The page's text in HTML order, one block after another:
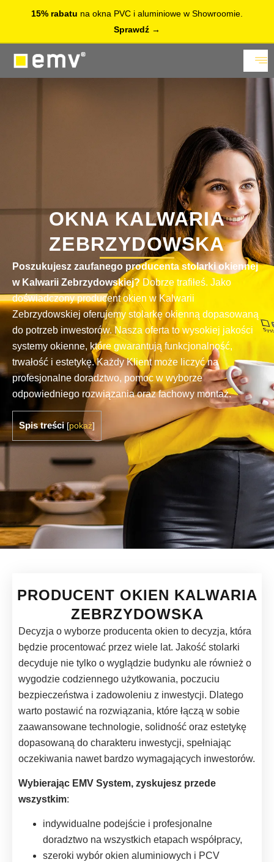
15% rabatu na okna PVC i aluminiowe w Showroomie.
Sprawdź
OKNA KALWARIA
ZEBRZYDOWSKA
Poszukujesz zaufanego producenta stolarki okiennej
w Kalwarii Zebrzydowskiej? Dobrze trafiłeś. Jako
doświadczony producent okien w Kalwarii
Zebrzydowskiej oferujemy stolarkę okienną dopasowaną
do potrzeb inwestorów. Nasza oferta to wysokiej jakości
systemy okienne, które gwarantują funkcjonalność,
trwałość i estetykę. Każdy Klient może liczyć na
profesjonalne doradztwo, pomoc w wyborze
odpowiedniego rozwiązania oraz fachowy montaż.
Spis treści [pokaż]
PRODUCENT OKIEN KALWARIA
ZEBRZYDOWSKA
Decyzja o wyborze producenta okien to decyzja, która
będzie procentować przez wiele lat. Jakość stolarki
decyduje nie tylko o wyglądzie budynku ale również o
wygodzie codziennego użytkowania, poczuciu
bezpieczeństwa i zadowoleniu z inwestycji. Dlatego
warto postawić na rozwiązania, które łączą w sobie
zaawansowane technologie, solidność oraz estetykę
dopasowaną do charakteru inwestycji, spełniając
oczekiwania nawet bardzo wymagających inwestorów.
Wybierając EMV System, zyskujesz przede
wszystkim:
indywidualne podejście i profesjonalne
doradztwo na wszystkich etapach współpracy,
szeroki wybór okien aluminiowych i PCV